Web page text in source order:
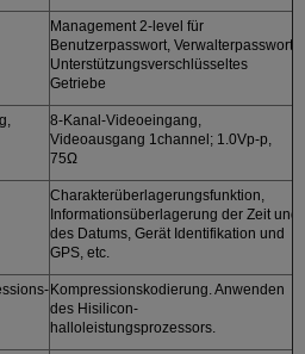
Management 2-level für
Benutzerpasswort, Verwalterpasswort,
Unterstützungsverschlüsseltes
Getriebe
8-Kanal-Videoeingang,
Videoausgang 1channel; 1.0Vp-p,
75Ω
Charakterüberlagerungsfunktion,
Informationsüberlagerung der Zeit und
des Datums, Gerät Identifikation und
GPS, etc.
Kompressionskodierung. Anwenden
des Hisilicon-
halloleistungsprozessors.